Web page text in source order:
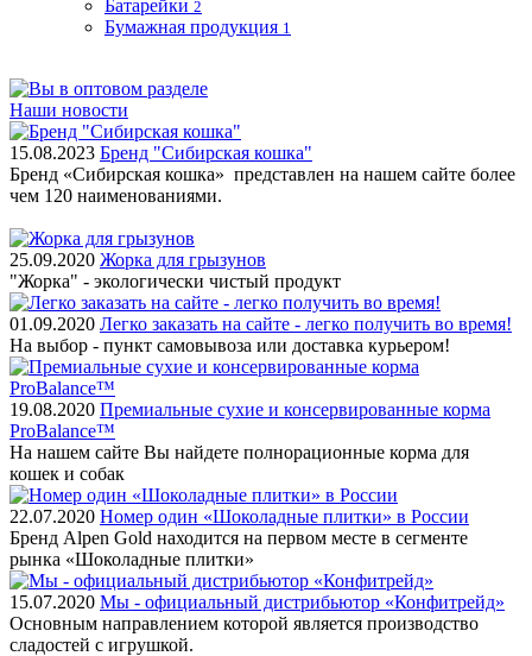
Батарейки 2
Бумажная продукция 1
Наши новости
15.08.2023 Бренд "Сибирская кошка"
Бренд «Сибирская кошка» представлен на нашем сайте более
чем 120 наименованиями.
25.09.2020 Жорка для грызунов
"Жорка" - экологически чистый продукт
01.09.2020 Легко заказать на сайте - легко получить во время!
На выбор - пункт самовывоза или доставка курьером!
19.08.2020 Премиальные сухие и консервированные корма
ProBalance™
На нашем сайте Вы найдете полнорационные корма для
кошек и собак
22.07.2020 Номер один «Шоколадные плитки» в России
Бренд Alpen Gold находится на первом месте в сегменте
рынка «Шоколадные плитки»
15.07.2020 Мы - официальный дистрибьютор «Конфитрейд»
Основным направлением которой является производство
сладостей с игрушкой.